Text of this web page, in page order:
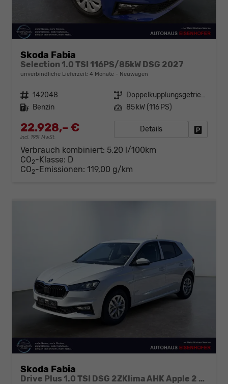
Skoda Fabia
Selection 1.0 TSI 116PS/85kW DSG 2027
unverbindliche Lieferzeit: 4 Monate Neuwagen
Fahrzeugnr. 142048 Getriebe
Doppelkupplungsgetriebe (DSG)
Kraftstoff Benzin Leistung 85 kW (116 PS)
22.928,– €
incl. 19% MwSt.
Details
Verbrauch kombiniert: 5,20 l/100km
CO2-Klasse: D
CO2-Emissionen: 119,00 g/km
Skoda Fabia
Drive Plus 1.0 TSI DSG 2ZKlima AHK Apple 2 x PDC Sitzheizung 5J Garantie Kessy